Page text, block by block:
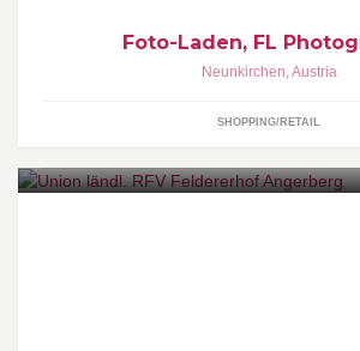
Foto-Laden, FL
Neunkirchen,Austria
SHOPPING/RETAIL